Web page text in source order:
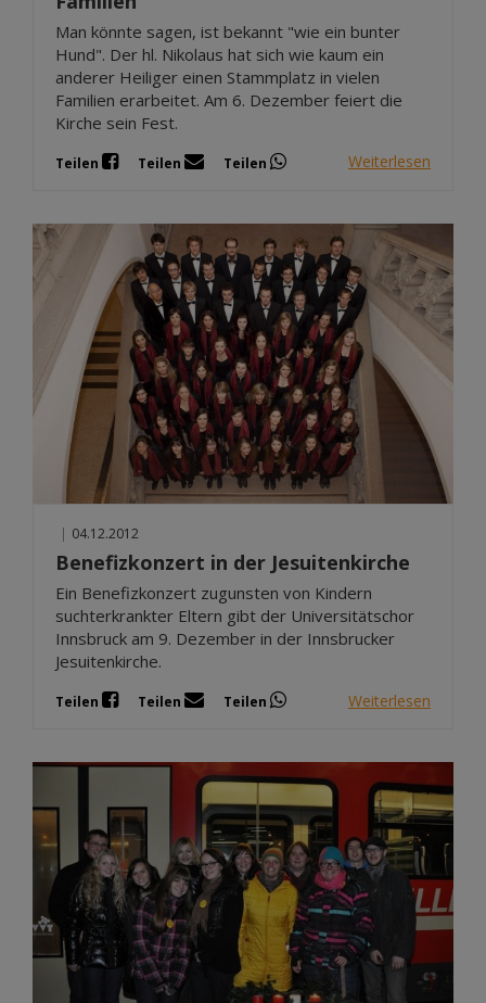
Man könnte sagen, ist bekannt "wie ein bunter
Hund". Der hl. Nikolaus hat sich wie kaum ein
anderer Heiliger einen Stammplatz in vielen
Familien erarbeitet. Am 6. Dezember feiert die
Kirche sein Fest.
Teilen Teilen Teilen Weiterlesen
| 04.12.2012
Benefizkonzert in der Jesuitenkirche
Ein Benefizkonzert zugunsten von Kindern
suchterkrankter Eltern gibt der Universitätschor
Innsbruck am 9. Dezember in der Innsbrucker
Jesuitenkirche.
Teilen Teilen Teilen Weiterlesen